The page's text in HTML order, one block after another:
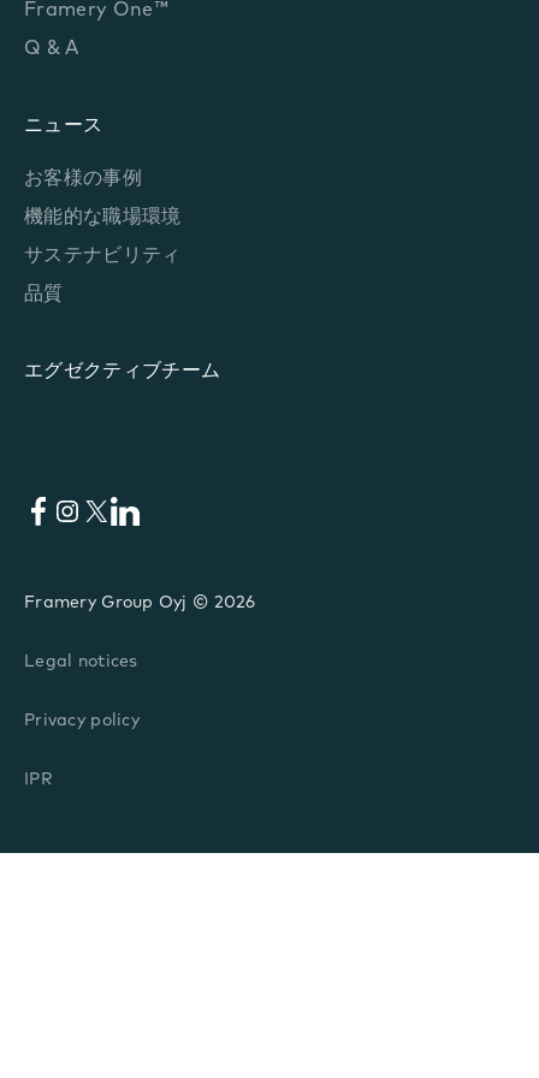
Framery One™
Q & A
ニュース
お客様の事例
機能的な職場環境
サステナビリティ
品質
エグゼクティブチーム
Facebook
Instagram
X LinkedIn
Framery Group Oyj © 2026
Legal notices
Privacy policy
IPR